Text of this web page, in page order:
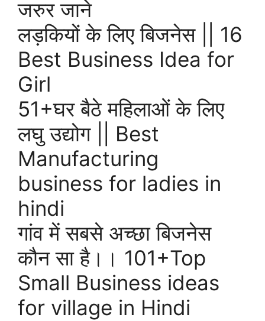
जरुर जाने
लड़कियों के लिए बिजनेस || 16
Best Business Idea for
Girl
51+घर बैठे महिलाओं के लिए
लघु उद्योग || Best
Manufacturing
business for ladies in
hindi
गांव में सबसे अच्छा बिजनेस
कौन सा है।। 101+Top
Small Business ideas
for village in Hindi